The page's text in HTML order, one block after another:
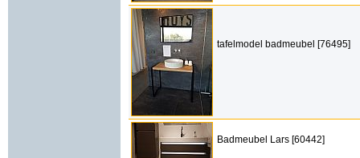
tafelmodel badmeubel [76495]
Badmeubel Lars [60442]